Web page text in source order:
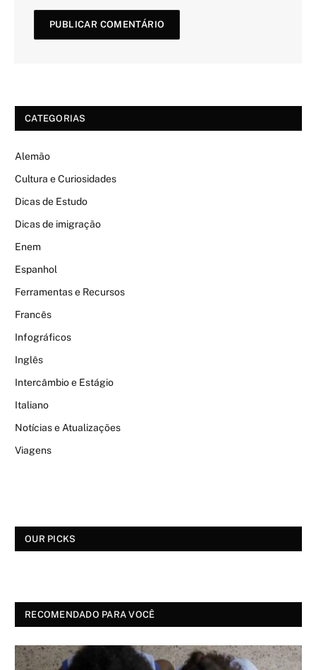
CATEGORIAS
Alemão
Cultura e Curiosidades
Dicas de Estudo
Dicas de imigração
Enem
Espanhol
Ferramentas e Recursos
Francês
Infográficos
Inglês
Intercâmbio e Estágio
Italiano
Notícias e Atualizações
Viagens
OUR PICKS
RECOMENDADO PARA VOCÊ